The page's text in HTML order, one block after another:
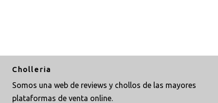
Cholleria
Somos una web de reviews y chollos de las mayores
plataformas de venta online.